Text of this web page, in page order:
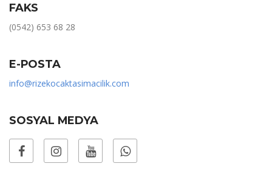
FAKS
(0542) 653 68 28
E-POSTA
info@rizekocaktasimacilik.com
SOSYAL MEDYA